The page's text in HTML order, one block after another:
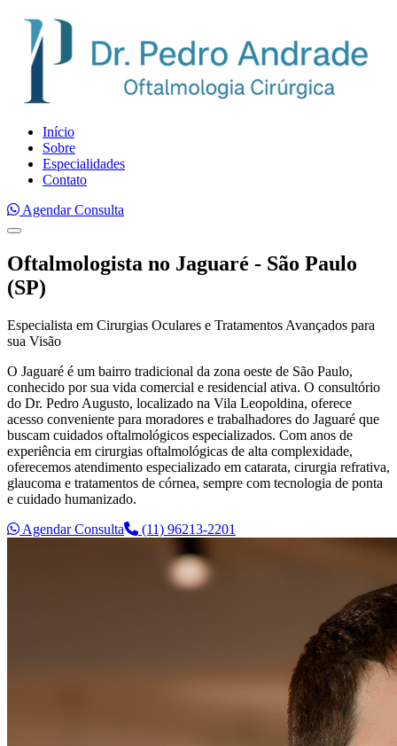
Início
Sobre
Especialidades
Contato
Agendar Consulta
Oftalmologista no Jaguaré - São Paulo
(SP)
Especialista em Cirurgias Oculares e Tratamentos Avançados para
sua Visão
O Jaguaré é um bairro tradicional da zona oeste de São Paulo,
conhecido por sua vida comercial e residencial ativa. O consultório
do Dr. Pedro Augusto, localizado na Vila Leopoldina, oferece
acesso conveniente para moradores e trabalhadores do Jaguaré que
buscam cuidados oftalmológicos especializados. Com anos de
experiência em cirurgias oftalmológicas de alta complexidade,
oferecemos atendimento especializado em catarata, cirurgia refrativa,
glaucoma e tratamentos de córnea, sempre com tecnologia de ponta
e cuidado humanizado.
Agendar Consulta
(11) 96213-2201